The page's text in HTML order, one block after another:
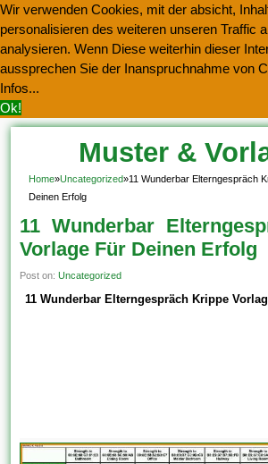
Wir verwenden Cookies, mit der absicht,
personalisieren des weiteren unseren Traffic
analysieren. Wenn Diese weiterhin dieser
aussprechen Sie der Inanspruchnahme von
Infos...
Ok!
Muster &
Kostenlos
Home»Uncategorized»11 Wunderbar Elterngespräch
Deinen Erfolg
11 Wunderbar
Vorlage Für Deinen Erfolg
Post on:Uncategorized
11 Wunderbar Elterngespräch Krippe